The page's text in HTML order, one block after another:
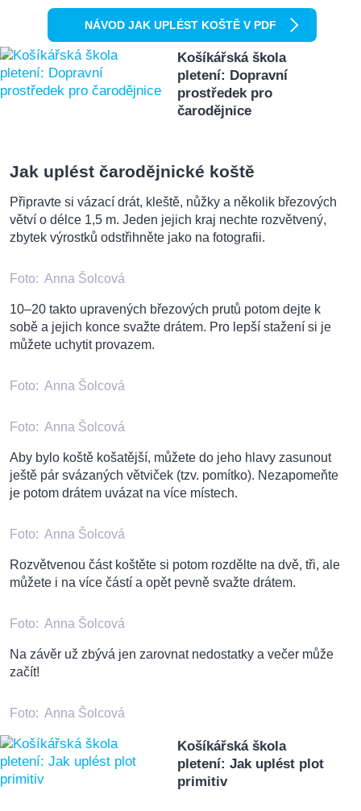
NÁVOD JAK UPLÉST KOŠTĚ V PDF
Košíkářská škola
pletení: Dopravní
prostředek pro
čarodějnice
Jak uplést čarodějnické koště
Připravte si vázací drát, kleště, nůžky a několik březových
větví o délce 1,5 m. Jeden jejich kraj nechte rozvětvený,
zbytek výrostků odstřihněte jako na fotografii.
Foto: Anna Šolcová
10–20 takto upravených březových prutů potom dejte k
sobě a jejich konce svažte drátem. Pro lepší stažení si je
můžete uchytit provazem.
Foto: Anna Šolcová
Foto: Anna Šolcová
Aby bylo koště košatější, můžete do jeho hlavy zasunout
ještě pár svázaných větviček (tzv. pomítko). Nezapomeňte
je potom drátem uvázat na více místech.
Foto: Anna Šolcová
Rozvětvenou část koštěte si potom rozdělte na dvě, tři, ale
můžete i na více částí a opět pevně svažte drátem.
Foto: Anna Šolcová
Na závěr už zbývá jen zarovnat nedostatky a večer může
začít!
Foto: Anna Šolcová
Košíkářská škola
pletení: Jak uplést plot
primitiv